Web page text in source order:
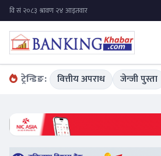
ट्रेन्डिङ: वित्तीय अपराध जेन्जी पुस्ता